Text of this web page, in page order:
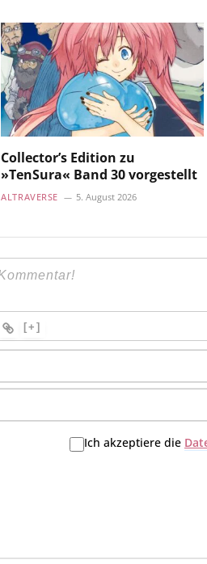
Collector’s Edition zu
»TenSura« Band 30 vorgestellt
ALTRAVERSE 5. August 2026
[+]
Ich akzeptiere die